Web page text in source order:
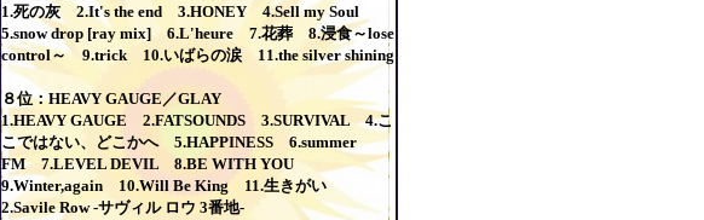
1.死の灰 2.It's the end 3.HONEY 4.Sell my Soul
5.snow drop [ray mix] 6.L'heure 7.花葬 8.浸食～lose
control～ 9.trick 10.いばらの涙 11.the silver shining
８位：HEAVY GAUGE／GLAY
1.HEAVY GAUGE 2.FATSOUNDS 3.SURVIVAL 4.こ
こではない、どこかへ 5.HAPPINESS 6.summer
FM 7.LEVEL DEVIL 8.BE WITH YOU
9.Winter,again 10.Will Be King 11.生きがい
2.Savile Row -サヴィル ロウ 3番地-